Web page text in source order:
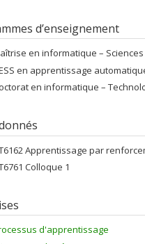
d’enseignement
en informatique –
en apprentissage
en informatique –
Apprentissage par
Colloque 1
d'apprentissage